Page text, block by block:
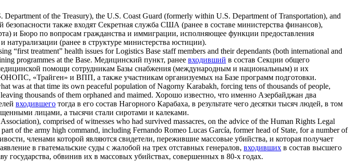
of the Treasury), the U.S. Coast Guard (formerly within U.S. Department of Transportation), and
безопасности также входят Секретная служба США (ранее в составе министерства финансов),
и Бюро по вопросам гражданства и иммиграции, исполняющее функции предоставления
(ранее в структуре министерства юстиции).
treatment” health issues for Logistics Base staff members and their dependants (both international and
programmes at the Base. Медицинский пункт, ранее входивший в состав Секции общего
помощи сотрудникам Базы снабжения (международным и национальным) и их
«Трайген» и ВПП, а также участникам организуемых на Базе программ подготовки.
was at that time its own peaceful population of Nagorny Karabakh, forcing tens of thousands of people,
thousands of them orphaned and maimed. Хорошо известно, что именно Азербайджан два
входившего тогда в его состав Нагорного Карабаха, в результате чего десятки тысяч людей, в том
лицами, а тысячи стали сиротами и калеками.
comprised of witnesses who had survived massacres, on the advice of the Human Rights Legal
of the army high command, including Fernando Romeo Lucas García, former head of State, for a number of
членами которой являются свидетели, пережившие массовые убийства, и которая получает
в гватемальские суды с жалобой на трех отставных генералов, входивших в состав высшего
государства, обвинив их в массовых убийствах, совершенных в 80-х годах.